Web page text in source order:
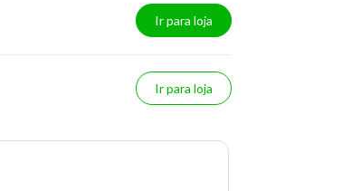
Ir para loja
Ir para loja